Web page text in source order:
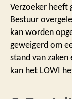
Verzoeker heeft
Bestuur
kan worden
geweigerd om
stand van
kan het LOWI